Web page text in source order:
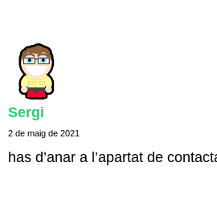
Sergi
2 de maig de 2021
has d’anar a l’apartat de